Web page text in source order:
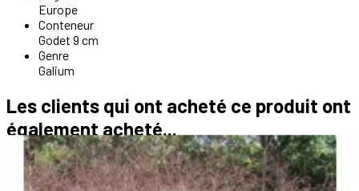
Europe
Conteneur
Godet 9 cm
Genre
Galium
Les clients qui ont acheté ce produit ont
également acheté...